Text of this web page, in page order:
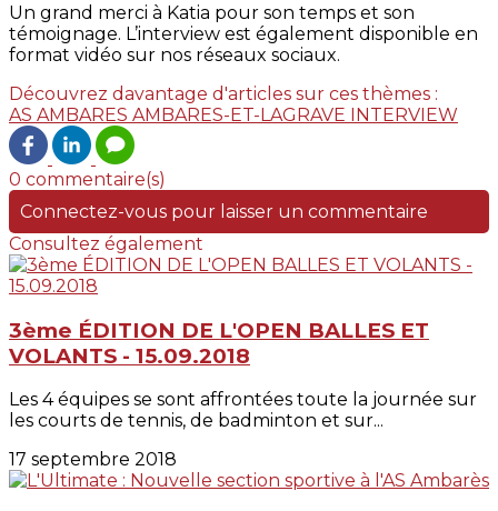
Un grand merci à Katia pour son temps et son
témoignage. L’interview est également disponible en
format vidéo sur nos réseaux sociaux.
Découvrez davantage d'articles sur ces thèmes :
AS AMBARES AMBARES-ET-LAGRAVE INTERVIEW
0 commentaire(s)
Connectez-vous pour laisser un commentaire
Consultez également
3ème ÉDITION DE L'OPEN BALLES ET
VOLANTS - 15.09.2018
Les 4 équipes se sont affrontées toute la journée sur
les courts de tennis, de badminton et sur...
17 septembre 2018